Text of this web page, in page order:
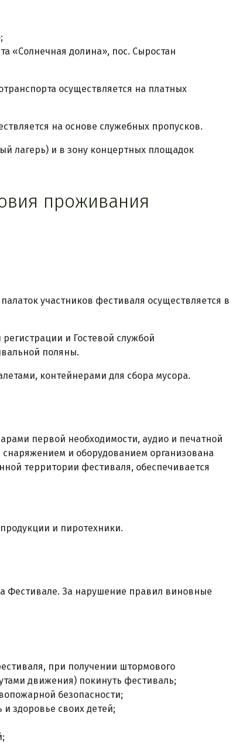
«Солнечная долина», пос. Сыростан
осуществляется на платных
на основе служебных пропусков.
лагерь) и в зону концертных площадок
проживания
участников фестиваля осуществляется в
и Гостевой службой
поляны.
контейнерами для сбора мусора.
первой необходимости, аудио и печатной
и оборудованием организована
территории фестиваля, обеспечивается
и пиротехники.
Фестивале. За нарушение правил виновные
при получении штормового
движения) покинуть фестиваль;
безопасности;
здоровье своих детей;